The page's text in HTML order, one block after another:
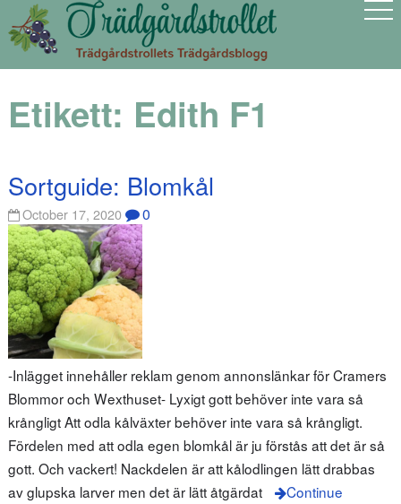
Etikett: Edith F1
Sortguide: Blomkål
October 17, 2020 0
-Inlägget innehåller reklam genom annonslänkar för Cramers
Blommor och Wexthuset- Lyxigt gott behöver inte vara så
krångligt Att odla kålväxter behöver inte vara så krångligt.
Fördelen med att odla egen blomkål är ju förstås att det är så
gott. Och vackert! Nackdelen är att kålodlingen lätt drabbas
av glupska larver men det är lätt åtgärdat
Continue